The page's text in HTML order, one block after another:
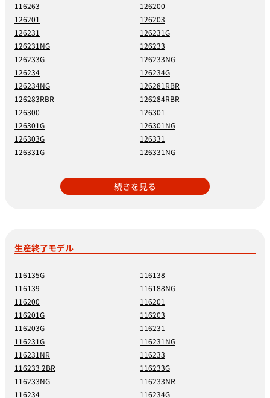
116263
126200
126201
126203
126231
126231G
126231NG
126233
126233G
126233NG
126234
126234G
126234NG
126281RBR
126283RBR
126284RBR
126300
126301
126301G
126301NG
126303G
126331
126331G
126331NG
続きを見る
生産終了モデル
116135G
116138
116139
116188NG
116200
116201
116201G
116203
116203G
116231
116231G
116231NG
116231NR
116233
116233 2BR
116233G
116233NG
116233NR
116234
116234G